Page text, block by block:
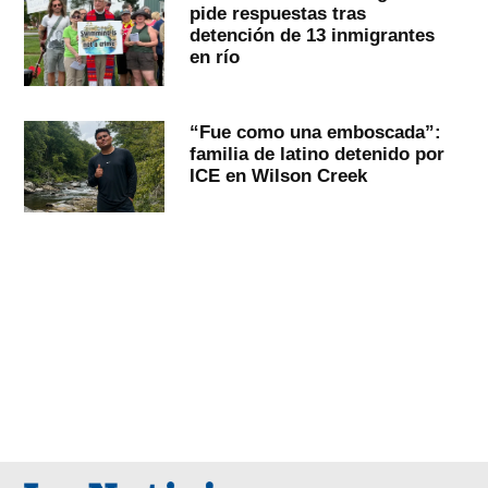
pide respuestas tras
detención de 13 inmigrantes
en río
“Fue como una emboscada”:
familia de latino detenido por
ICE en Wilson Creek